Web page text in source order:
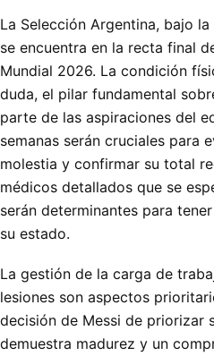
La Selección Argentina, bajo
se encuentra en la recta final
Mundial 2026. La condición
duda, el pilar fundamental
parte de las aspiraciones del
semanas serán cruciales para
molestia y confirmar su total
médicos detallados que se
serán determinantes para
su estado.
La gestión de la carga de
lesiones son aspectos
decisión de Messi de priorizar
demuestra madurez y un